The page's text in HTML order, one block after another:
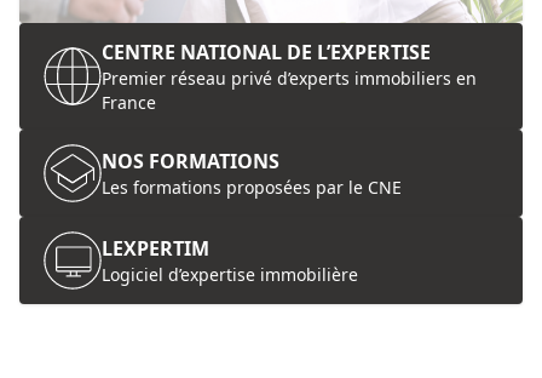
CENTRE NATIONAL DE L’EXPERTISE
Premier réseau privé d’experts immobiliers en
France
NOS FORMATIONS
Les formations proposées par le CNE
LEXPERTIM
Logiciel d’expertise immobilière